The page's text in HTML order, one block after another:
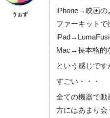
うぉず
iPhone→映画の
ファーキットで
Mac→長本格的
という感じです
すごい・・・
全ての機器で動
方にはあまり会